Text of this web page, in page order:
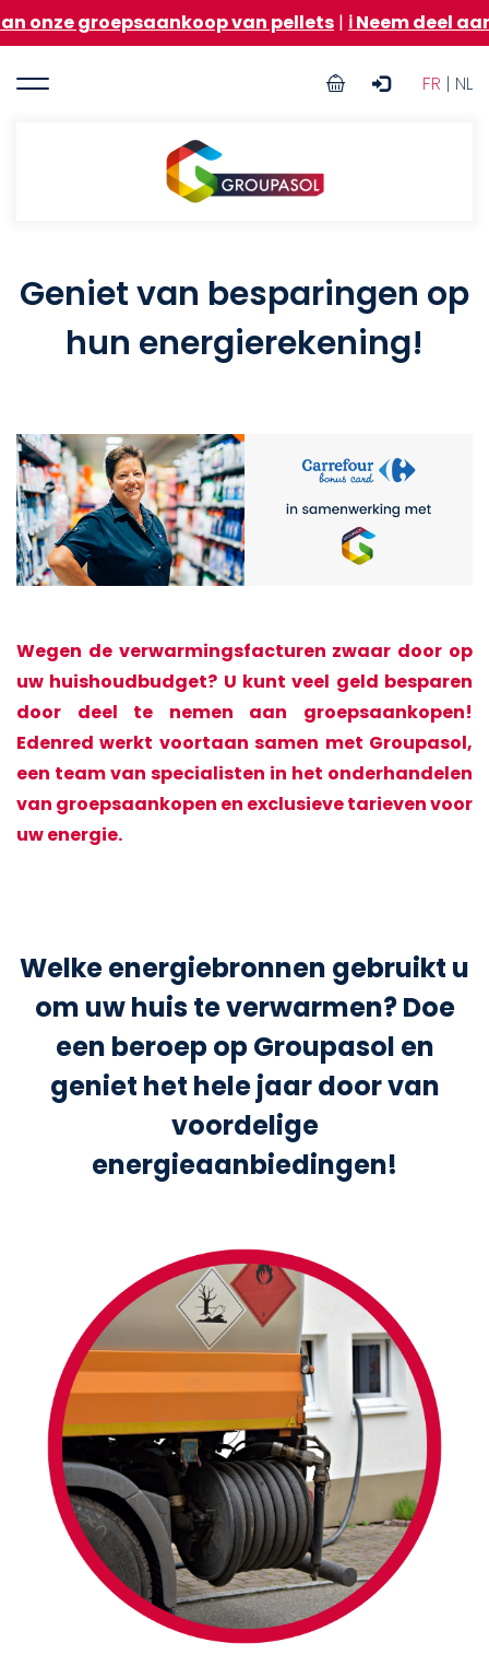
en
de
groepsaankoop van pellets|ℹ️ Neem deel aan
FR | NL
User
Groupasol
Geniet van besparingen op
hun energierekening!
Wegen de verwarmingsfacturen zwaar door op
uw huishoudbudget? U kunt veel geld besparen
door deel te nemen aan groepsaankopen!
Edenred werkt voortaan samen met Groupasol,
een team van specialisten in het onderhandelen
van groepsaankopen en exclusieve tarieven voor
uw energie.
Welke energiebronnen gebruikt u
om uw huis te verwarmen? Doe
een beroep op Groupasol en
geniet het hele jaar door van
voordelige
energieaanbiedingen!